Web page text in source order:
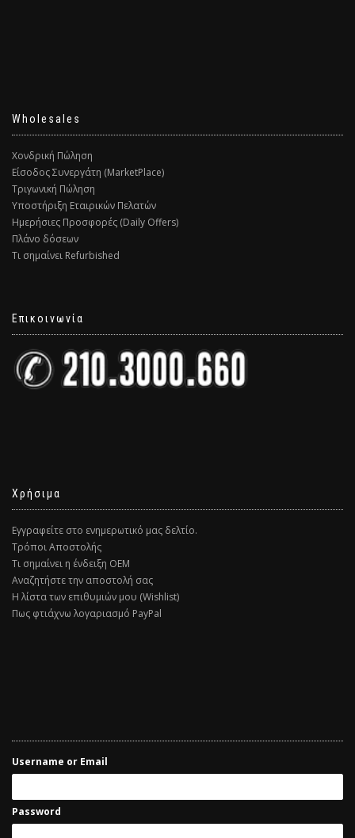
Wholesales
Χονδρική Πώληση
Είσοδος Συνεργάτη (MarketPlace)
Τριγωνική Πώληση
Υποστήριξη Εταιρικών Πελατών
Ημερήσιες Προσφορές (Daily Offers)
Πλάνο δόσεων
Τι σημαίνει Refurbished
Επικοινωνία
Χρήσιμα
Εγγραφείτε στο ενημερωτικό μας δελτίο.
Τρόποι Αποστολής
Τι σημαίνει η ένδειξη ΟΕΜ
Αναζητήστε την αποστολή σας
Η λίστα των επιθυμιών μου (Wishlist)
Πως φτιάχνω λογαριασμό PayPal
Username or Email
Password